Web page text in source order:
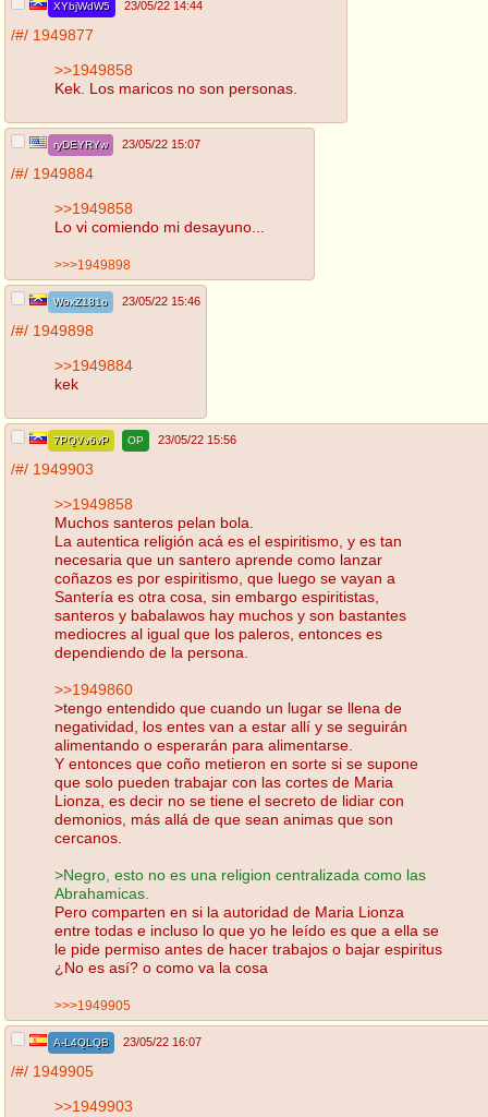
XYbjWdW5 23/05/22 14:44
/#/ 1949877
>>1949858
Kek. Los maricos no son personas.
ryDEYRYw 23/05/22 15:07
/#/ 1949884
>>1949858
Lo vi comiendo mi desayuno...
>>>1949898
WoxZ181o 23/05/22 15:46
/#/ 1949898
>>1949884
kek
7PQVv6vP OP 23/05/22 15:56
/#/ 1949903
>>1949858
Muchos santeros pelan bola.
La autentica religión acá es el espiritismo, y es tan
necesaria que un santero aprende como lanzar
coñazos es por espiritismo, que luego se vayan a
Santería es otra cosa, sin embargo espiritistas,
santeros y babalawos hay muchos y son bastantes
mediocres al igual que los paleros, entonces es
dependiendo de la persona.
>>1949860
>tengo entendido que cuando un lugar se llena de
negatividad, los entes van a estar allí y se seguirán
alimentando o esperarán para alimentarse.
Y entonces que coño metieron en sorte si se supone
que solo pueden trabajar con las cortes de Maria
Lionza, es decir no se tiene el secreto de lidiar con
demonios, más allá de que sean animas que son
cercanos.
>Negro, esto no es una religion centralizada como las
Abrahamicas.
Pero comparten en si la autoridad de Maria Lionza
entre todas e incluso lo que yo he leído es que a ella se
le pide permiso antes de hacer trabajos o bajar espiritus
¿No es así? o como va la cosa
>>>1949905
A-L4QLQB 23/05/22 16:07
/#/ 1949905
>>1949903